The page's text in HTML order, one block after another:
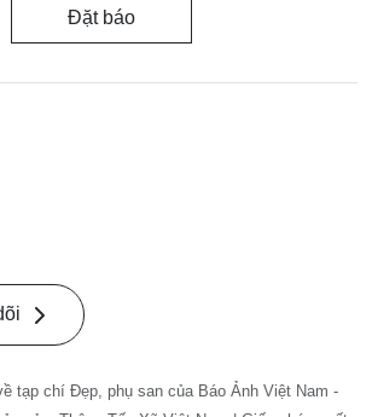
Đặt báo
tạp chí Đẹp, phụ san của Báo Ảnh Việt Nam -